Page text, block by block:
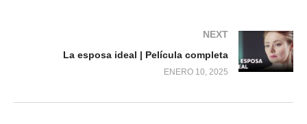
NEXT
La esposa ideal | Película completa
ENERO 10, 2025